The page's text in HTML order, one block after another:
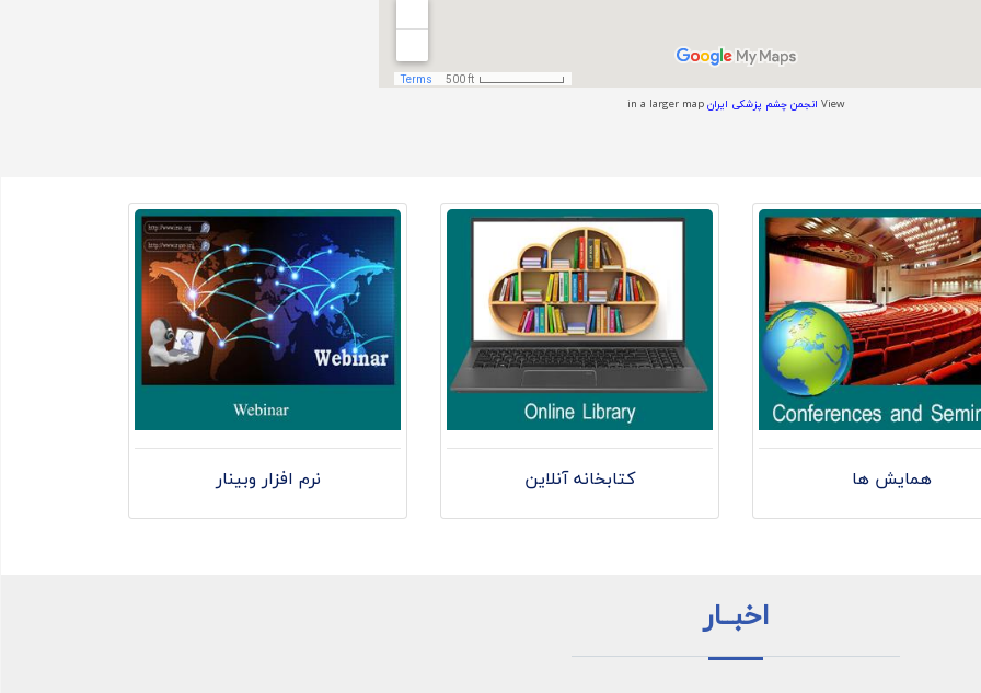
View انجمن چشم پزشکی ایران
همایش ها کتابخانه آنلاین نرم افزار وبینار
اخبــار